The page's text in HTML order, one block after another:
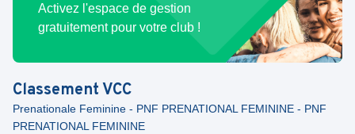
Activez l'espace de gestion
gratuitement pour votre club !
Classement VCC
Prenationale Feminine - PNF PRENATIONAL FEMININE - PNF
PRENATIONAL FEMININE